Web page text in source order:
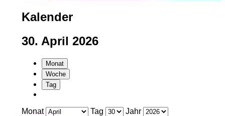
Kalender
30. April 2026
Monat
Woche
Tag
Monat Tag Jahr